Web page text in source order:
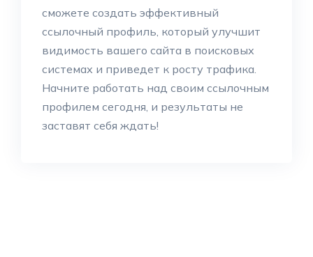
сможете создать эффективный
ссылочный профиль, который улучшит
видимость вашего сайта в поисковых
системах и приведет к росту трафика.
Начните работать над своим ссылочным
профилем сегодня, и результаты не
заставят себя ждать!